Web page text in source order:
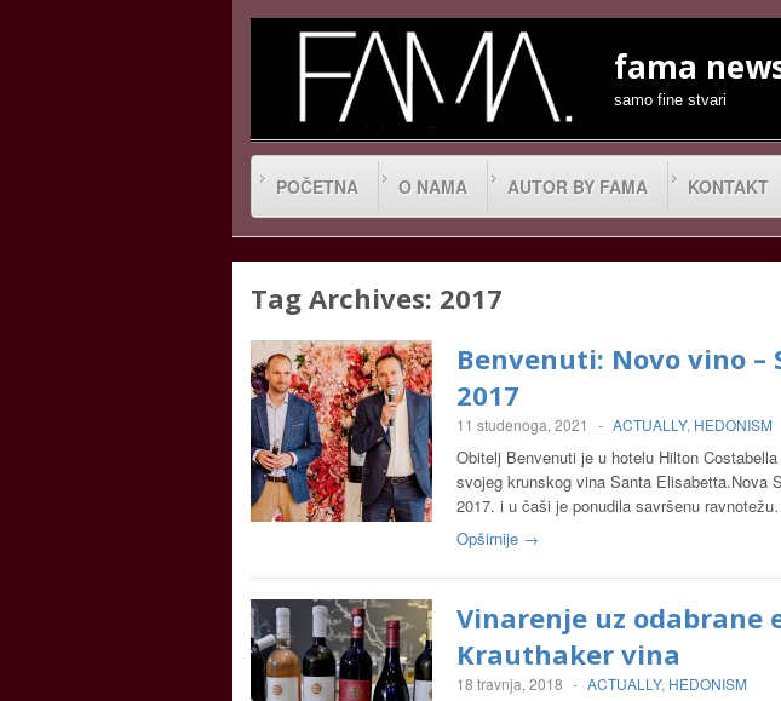
fama
samo fine stvari
POČETNA O NAMA AUTOR BY FAMA KONTAKT
Tag Archives: 2017
Benvenuti: Novo vino –
2017
11 studenoga, 2021 - ACTUALLY, HEDONISM
Obitelj Benvenuti je u hotelu Hilton
svojeg krunskog vina Santa Elisabetta.Nova
2017. i u čaši je ponudila savršenu
Opširnije →
Vinarenje uz odabrane
Krauthaker vina
18 travnja, 2018 - ACTUALLY, HEDONISM